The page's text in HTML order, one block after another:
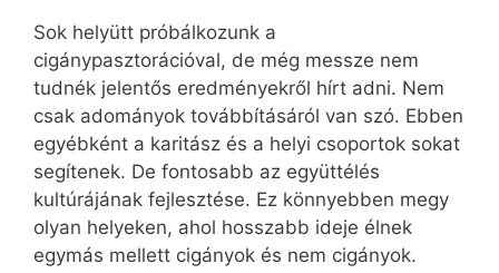
Sok helyütt próbálkozunk a
cigánypasztorációval, de még messze nem
tudnék jelentős eredményekről hírt adni. Nem
csak adományok továbbításáról van szó. Ebben
egyébként a karitász és a helyi csoportok sokat
segítenek. De fontosabb az együttélés
kultúrájának fejlesztése. Ez könnyebben megy
olyan helyeken, ahol hosszabb ideje élnek
egymás mellett cigányok és nem cigányok.